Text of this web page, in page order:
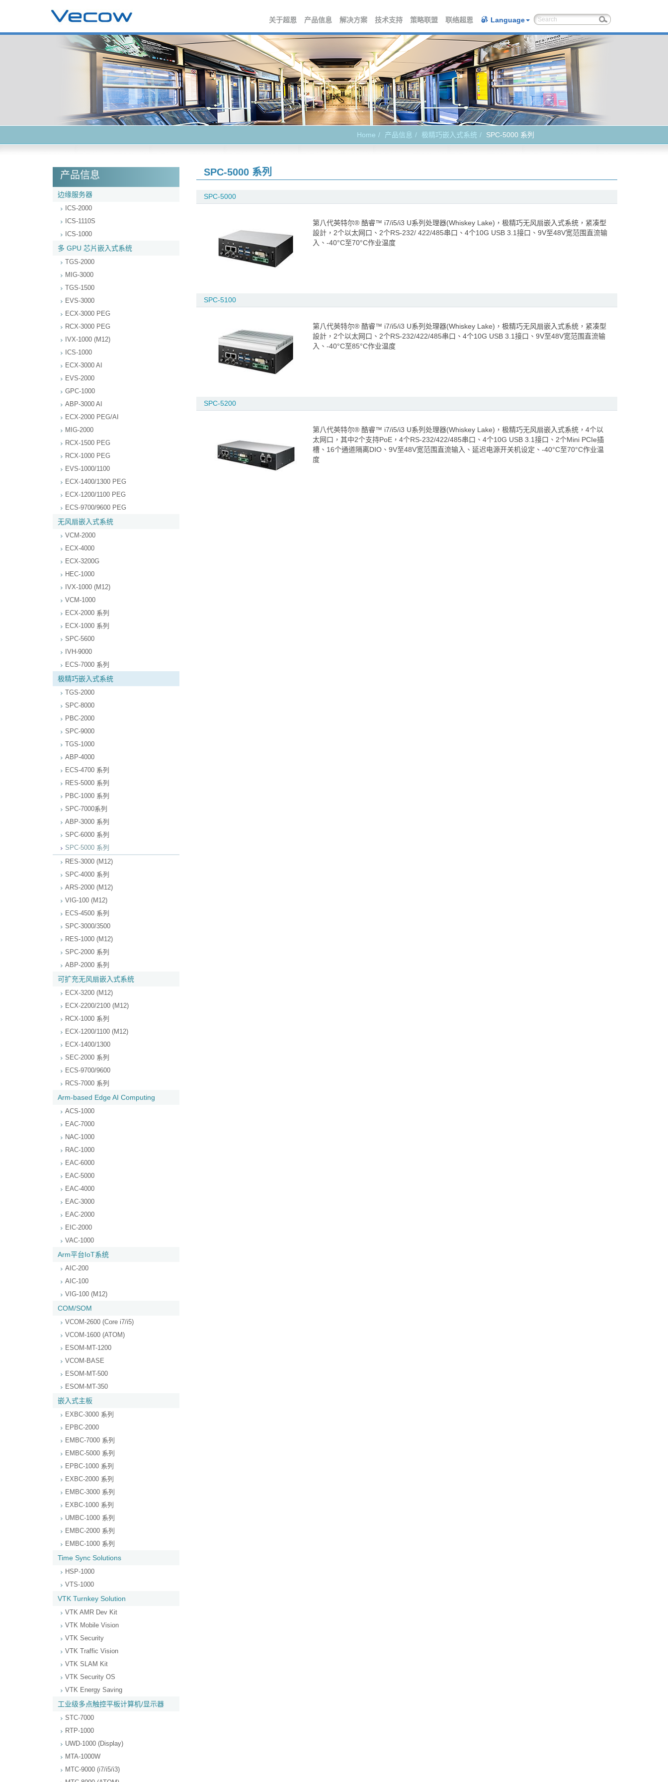
关于超恩 产品信息 解决方案 技术支持 策略联盟 联络超恩 Language
Home 产品信息 极精巧嵌入式系统 SPC-5000 系列
产品信息
边缘服务器
ICS-2000
ICS-1110S
ICS-1000
多 GPU 芯片嵌入式系统
TGS-2000
MIG-3000
TGS-1500
EVS-3000
ECX-3000 PEG
RCX-3000 PEG
IVX-1000 (M12)
ICS-1000
ECX-3000 AI
EVS-2000
GPC-1000
ABP-3000 AI
ECX-2000 PEG/AI
MIG-2000
RCX-1500 PEG
RCX-1000 PEG
EVS-1000/1100
ECX-1400/1300 PEG
ECX-1200/1100 PEG
ECS-9700/9600 PEG
无风扇嵌入式系统
VCM-2000
ECX-4000
ECX-3200G
HEC-1000
IVX-1000 (M12)
VCM-1000
ECX-2000 系列
ECX-1000 系列
SPC-5600
IVH-9000
ECS-7000 系列
极精巧嵌入式系统
TGS-2000
SPC-8000
PBC-2000
SPC-9000
TGS-1000
ABP-4000
ECS-4700 系列
RES-5000 系列
PBC-1000 系列
SPC-7000系列
ABP-3000 系列
SPC-6000 系列
SPC-5000 系列
RES-3000 (M12)
SPC-4000 系列
ARS-2000 (M12)
VIG-100 (M12)
ECS-4500 系列
SPC-3000/3500
RES-1000 (M12)
SPC-2000 系列
ABP-2000 系列
可扩充无风扇嵌入式系统
ECX-3200 (M12)
ECX-2200/2100 (M12)
RCX-1000 系列
ECX-1200/1100 (M12)
ECX-1400/1300
SEC-2000 系列
ECS-9700/9600
RCS-7000 系列
Arm-based Edge AI Computing
ACS-1000
EAC-7000
NAC-1000
RAC-1000
EAC-6000
EAC-5000
EAC-4000
EAC-3000
EAC-2000
EIC-2000
VAC-1000
Arm平台IoT系统
AIC-200
AIC-100
VIG-100 (M12)
COM/SOM
VCOM-2600 (Core i7/i5)
VCOM-1600 (ATOM)
ESOM-MT-1200
VCOM-BASE
ESOM-MT-500
ESOM-MT-350
嵌入式主板
EXBC-3000 系列
EPBC-2000
EMBC-7000 系列
EMBC-5000 系列
EPBC-1000 系列
EXBC-2000 系列
EMBC-3000 系列
EXBC-1000 系列
UMBC-1000 系列
EMBC-2000 系列
EMBC-1000 系列
Time Sync Solutions
HSP-1000
VTS-1000
VTK Turnkey Solution
VTK AMR Dev Kit
VTK Mobile Vision
VTK Security
VTK Traffic Vision
VTK SLAM Kit
VTK Security OS
VTK Energy Saving
工业级多点触控平板计算机/显示器
STC-7000
RTP-1000
UWD-1000 (Display)
MTA-1000W
MTC-9000 (i7/i5/i3)
SPC-5000 系列
SPC-5000
第八代英特尔® 酷睿™ i7/i5/i3 U系列处理器(Whiskey Lake)，极精巧无风扇嵌入式系统，紧凑型
設計，2个以太网口、2个RS-232/ 422/485串口、4个10G USB 3.1接口、9V至48V宽范围直流输
入、-40°C至70°C作业温度
SPC-5100
第八代英特尔® 酷睿™ i7/i5/i3 U系列处理器(Whiskey Lake)，极精巧无风扇嵌入式系统，紧凑型
設計，2个以太网口、2个RS-232/422/485串口、4个10G USB 3.1接口、9V至48V宽范围直流输
入、-40°C至85°C作业温度
SPC-5200
第八代英特尔® 酷睿™ i7/i5/i3 U系列处理器(Whiskey Lake)，极精巧无风扇嵌入式系统，4个以
太网口，其中2个支持PoE，4个RS-232/422/485串口、4个10G USB 3.1接口、2个Mini PCIe插
槽、16个通道隔离DIO、9V至48V宽范围直流输入、延迟电源开关机设定、-40°C至70°C作业温
度